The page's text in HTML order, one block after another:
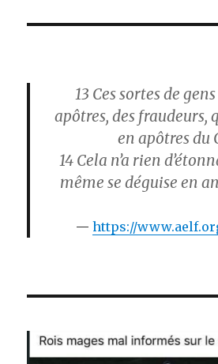
13 Ces sortes de
apôtres, des fraudeurs,
en apôtres du
14 Cela n’a rien
même se déguise en
https://